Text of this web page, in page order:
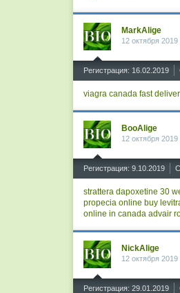
MarkAlige
12 октября 2019
Регистрация: 16.02.2019
viagra canada fast
BooAlige
12 октября 2019
Регистрация: 9.10.2019
strattera dapoxetine 30
propecia online buy
online in canada advair
NickAlige
12 октября 2019
Регистрация: 29.01.2019